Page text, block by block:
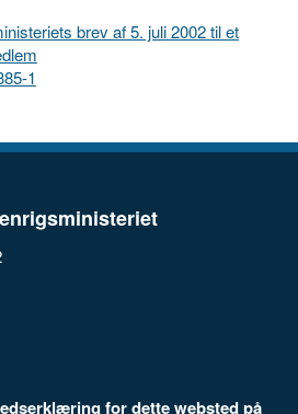
brev af 5. juli 2002 til et
1
for dette websted på